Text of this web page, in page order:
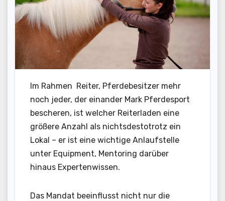
Im Rahmen Reiter, Pferdebesitzer mehr
noch jeder, der einander Mark Pferdesport
bescheren, ist welcher Reiterladen eine
größere Anzahl als nichtsdestotrotz ein
Lokal – er ist eine wichtige Anlaufstelle
unter Equipment, Mentoring darüber
hinaus Expertenwissen.
Das Mandat beeinflusst nicht nur die